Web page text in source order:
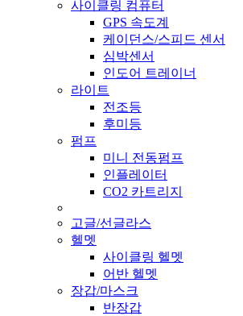
사이클링 컴퓨터
GPS 속도계
케이던스/스피드 센서
심박센서
인도어 트레이너
라이트
전조등
후미등
펌프
미니 전동펌프
인플레이터
CO2 카트리지
고글/선글라스
헬멧
사이클링 헬멧
어반 헬멧
장갑/마스크
반장갑